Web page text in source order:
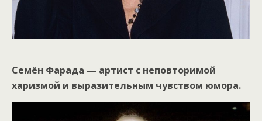
Семён Фарада — артист с неповторимой
харизмой и выразительным чувством юмора.